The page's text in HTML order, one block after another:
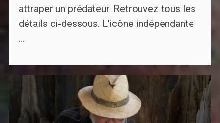
attraper un prédateur. Retrouvez tous les
détails ci-dessous. L'icône indépendante
...